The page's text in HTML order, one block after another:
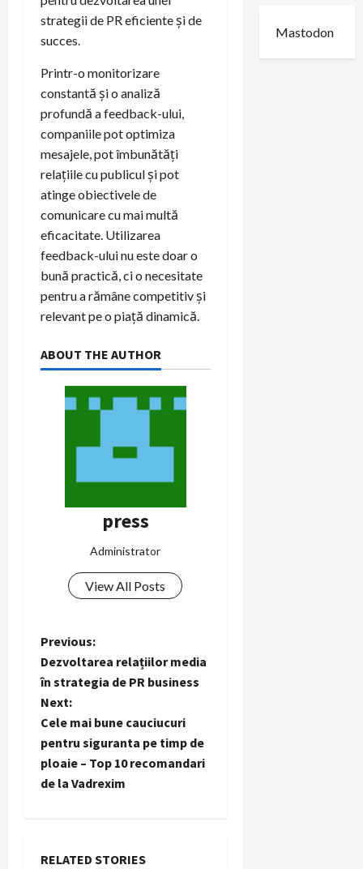
strategii de PR eficiente și de
succes.
Printr-o monitorizare
constantă și o analiză
profundă a feedback-ului,
companiile pot optimiza
mesajele, pot îmbunătăți
relațiile cu publicul și pot
atinge obiectivele de
comunicare cu mai multă
eficacitate. Utilizarea
feedback-ului nu este doar o
bună practică, ci o necesitate
pentru a rămâne competitiv și
relevant pe o piață dinamică.
ABOUT THE AUTHOR
press
Administrator
View All Posts
P
o
s
t
n
v
Previous:
Dezvoltarea relațiilor media
în strategia de PR business
Next:
Cele mai bune cauciucuri
pentru siguranta pe timp de
ploaie – Top 10 recomandari
de la Vadrexim
RELATED STORIES
Mastodon